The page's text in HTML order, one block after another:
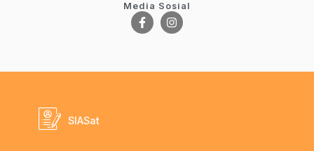
Media Sosial
SIASat